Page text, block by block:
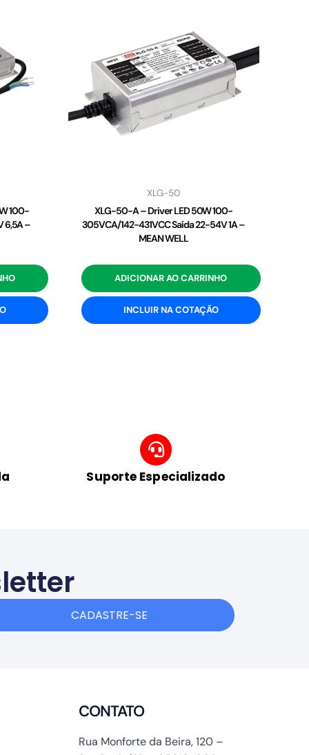
100-
6,5A –
XLG-50
XLG-50-A – Driver LED 50W 100-
305VCA/142-431VCC Saída 22-54V 1A –
MEAN WELL
ADICIONAR AO CARRINHO
INCLUIR NA COTAÇÃO
Suporte Especializado
CADASTRE-SE
CONTATO
Rua Monforte da Beira, 120 –